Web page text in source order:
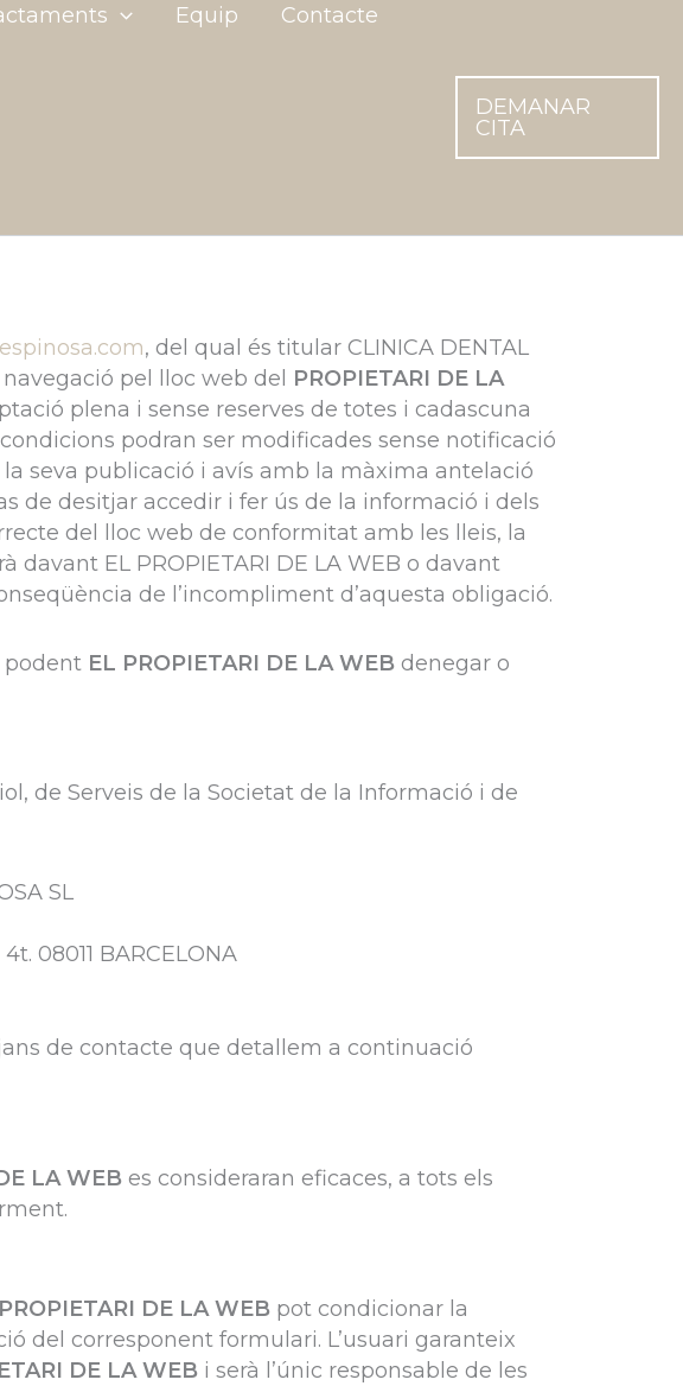
Equip Contacte
DEMANAR
CITA
, del qual és titular CLINICA DENTAL
navegació pel lloc web del PROPIETARI DE LA
plena i sense reserves de totes i cadascuna
podran ser modificades sense notificació
la seva publicació i avís amb la màxima antelació
de desitjar accedir i fer ús de la informació i dels
del lloc web de conformitat amb les lleis, la
davant EL PROPIETARI DE LA WEB o davant
de l’incompliment d’aquesta obligació.
podent EL PROPIETARI DE LA WEB denegar o
de Serveis de la Societat de la Informació i de
SL
08011 BARCELONA
de contacte que detallem a continuació
LA WEB es consideraran eficaces, a tots els
PROPIETARI DE LA WEB pot condicionar la
del corresponent formulari. L’usuari garanteix
DE LA WEB i serà l’únic responsable de les